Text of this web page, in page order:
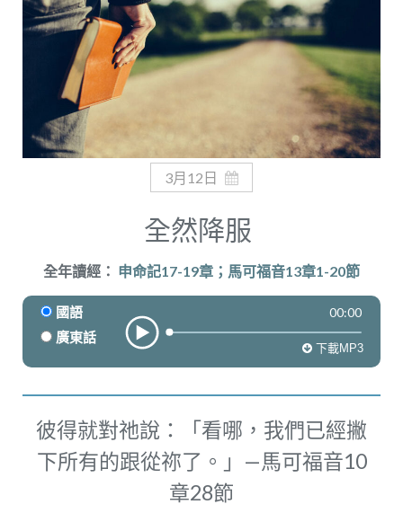
3月12日
全然降服
全年讀經： 申命記17-19章；馬可福音13章1-20節
國語
廣東話
00:00
下載MP3
彼得就對祂說：「看哪，我們已經撇
下所有的跟從祢了。」—馬可福音10
章28節